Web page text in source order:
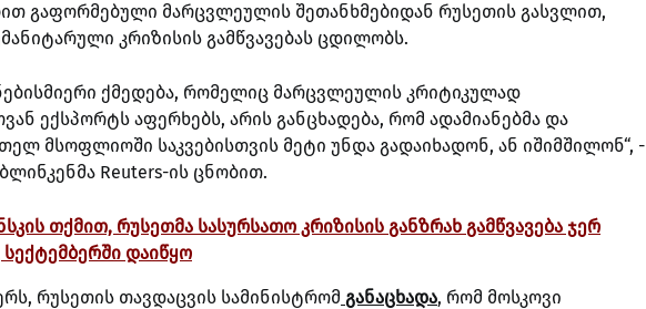
გაფორმებული მარცვლეულის შეთანხმებიდან რუსეთის გასვლით,
კრიზისის გამწვავებას ცდილობს.
ქმედება, რომელიც მარცვლეულის კრიტიკულად
ექსპორტს აფერხებს, არის განცხადება, რომ ადამიანებმა და
მსოფლიოში საკვებისთვის მეტი უნდა გადაიხადონ, ან იშიმშილონ“, -
Reuters-ის ცნობით.
თქმით, რუსეთმა სასურსათო კრიზისის განზრახ გამწვავება ჯერ
სექტემბერში დაიწყო
რუსეთის თავდაცვის სამინისტრომ განაცხადა, რომ მოსკოვი